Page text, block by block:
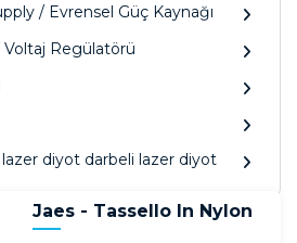
/ Evrensel Güç Kaynağı
Regülatörü
diyot darbeli lazer diyot
Jaes - Tassello In Nylon